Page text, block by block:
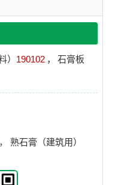
） 190102 ，
石膏板
， 熟石膏（建筑用）